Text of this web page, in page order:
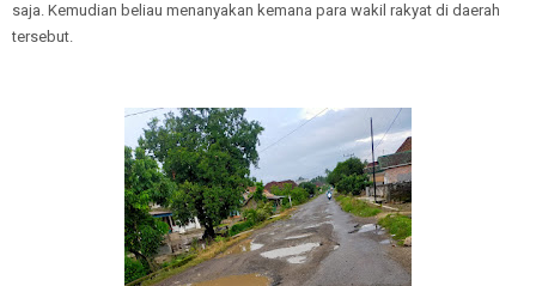
saja. Kemudian beliau menanyakan kemana para wakil rakyat di daerah
tersebut.